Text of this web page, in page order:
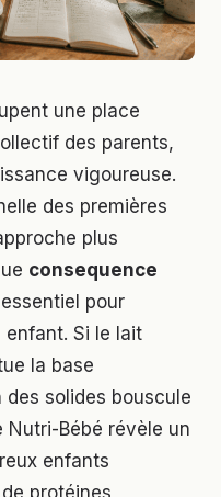
une place
des parents,
vigoureuse.
des premières
plus
consequence
pour
enfant. Si le lait
la base
des solides bouscule
Nutri-Bébé révèle un
enfants
protéines